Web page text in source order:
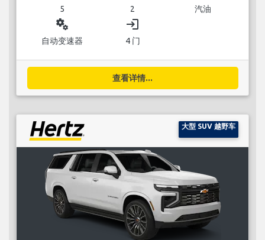
5 2 汽油
miscellaneous_services
自动变速器
login
4 门
查看详情...
大型 SUV 越野车